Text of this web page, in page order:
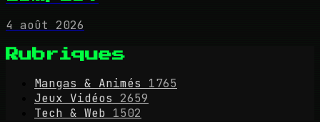
4 août 2026
Rubriques
Mangas & Animés
1765
Jeux Vidéos
2659
Tech & Web 1502